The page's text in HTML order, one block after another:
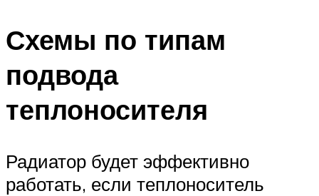
Схемы по типам
подвода
теплоносителя
Радиатор будет эффективно
работать, если теплоноситель